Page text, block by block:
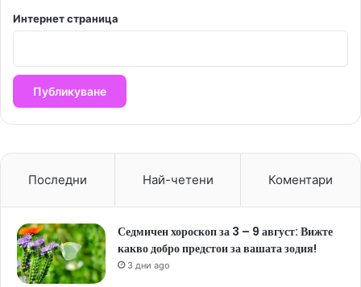
Интернет страница
Последни Най-четени Коментари
Седмичен хороскоп за 3 – 9 август: Вижте
какво добро предстои за вашата зодия!
3 дни ago